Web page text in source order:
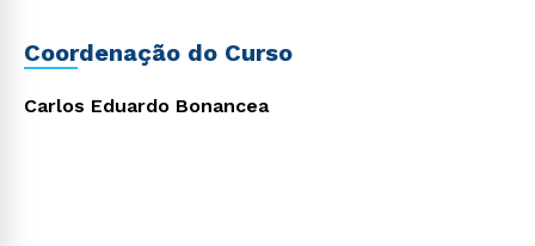
processo de aprendizagem para um método efetivo
Cursos gratuitos
Plataforma Blackboard de aprendizagem disponível
Coordenação do Curso
Carlos Eduardo Bonancea